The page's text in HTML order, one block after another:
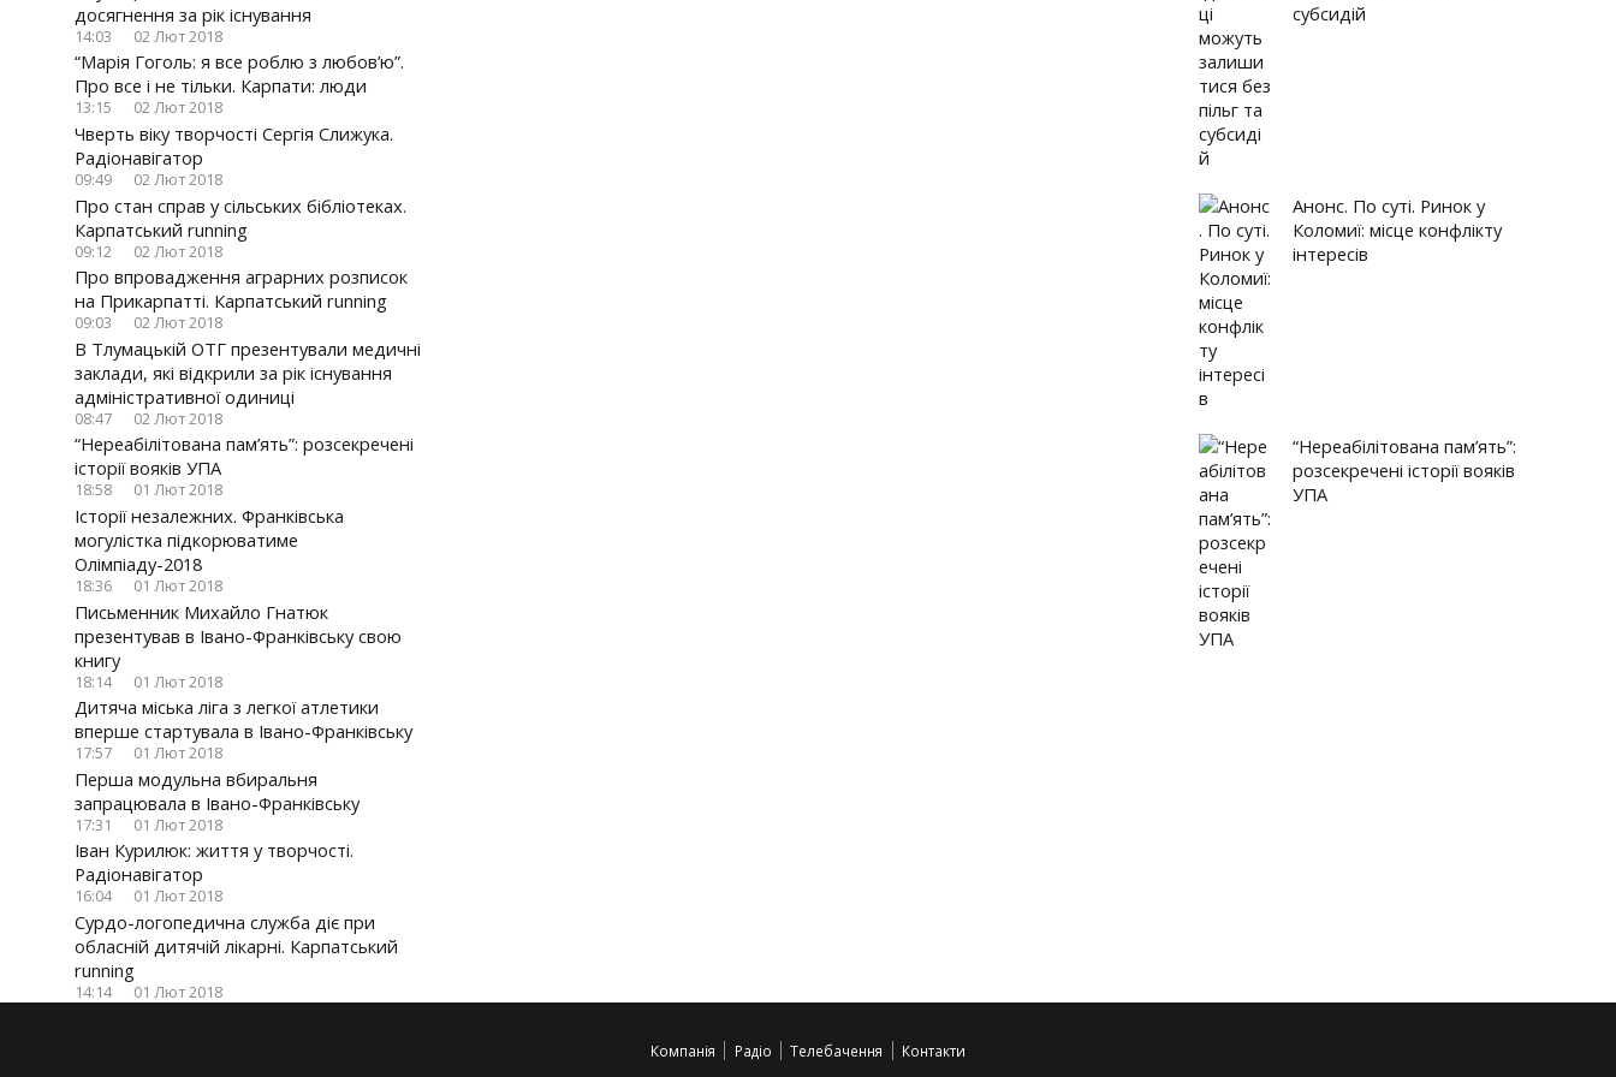
Про впровадження аграрних розписок на Прикарпатті. Карпатський...
В Тлумацькій ОТГ презентували медичні заклади, які відкрили за...
“Нереабілітована пам’ять”: розсекречені історії вояків УПА
досягнення за рік існування
14:03 02 Лют 2018
“Марія Гоголь: я все роблю з любов’ю”.
Про все і не тільки. Карпати: люди
13:15 02 Лют 2018
Чверть віку творчості Сергія Слижука.
Радіонавігатор
09:49 02 Лют 2018
Про стан справ у сільських бібліотеках.
Карпатський running
09:12 02 Лют 2018
Про впровадження аграрних розписок
на Прикарпатті. Карпатський running
09:03 02 Лют 2018
В Тлумацькій ОТГ презентували медичні
заклади, які відкрили за рік існування
адміністративної одиниці
08:47 02 Лют 2018
“Нереабілітована пам’ять”: розсекречені
історії вояків УПА
18:58 01 Лют 2018
Історії незалежних. Франківська
могулістка підкорюватиме
Олімпіаду-2018
18:36 01 Лют 2018
Письменник Михайло Гнатюк
презентував в Івано-Франківську свою
книгу
18:14 01 Лют 2018
Дитяча міська ліга з легкої атлетики
вперше стартувала в Івано-Франківську
17:57 01 Лют 2018
Перша модульна вбиральня
запрацювала в Івано-Франківську
17:31 01 Лют 2018
Іван Курилюк: життя у творчості.
Радіонавігатор
16:04 01 Лют 2018
Сурдо-логопедична служба діє при
обласній дитячій лікарні. Карпатський
running
14:14 01 Лют 2018
субсидій
Анонс. По суті. Ринок у
Коломиї: місце конфлікту
інтересів
“Нереабілітована пам’ять”:
розсекречені історії вояків
УПА
Компанія Радіо Телебачення Контакти